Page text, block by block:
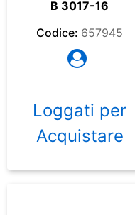
B 3017-16
Codice: 657945
Loggati per
Acquistare